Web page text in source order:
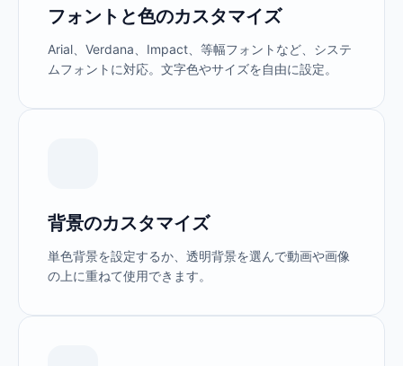
フォントと色のカスタマイズ
Arial、Verdana、Impact、等幅フォントなど、システ
ムフォントに対応。文字色やサイズを自由に設定。
背景のカスタマイズ
単色背景を設定するか、透明背景を選んで動画や画像
の上に重ねて使用できます。